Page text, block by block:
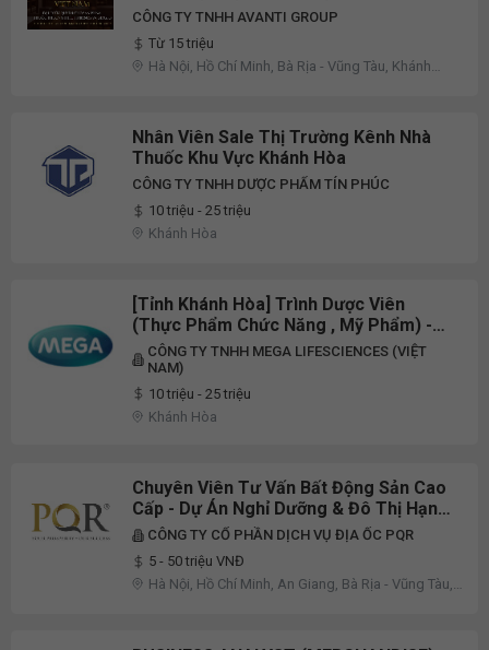
Hiệu Quốc Tế
CÔNG TY TNHH AVANTI GROUP
Từ 15 triệu
Hà Nội, Hồ Chí Minh, Bà Rịa - Vũng Tàu, Khánh
Nhân Viên Sale Thị Trường Kênh Nhà
Thuốc Khu Vực Khánh Hòa
CÔNG TY TNHH DƯỢC PHẨM TÍN PHÚC
10 triệu - 25 triệu
Khánh Hòa
[Tỉnh Khánh Hòa] Trình Dược Viên
(Thực Phẩm Chức Năng , Mỹ Phẩm) -
Không Cần Kinh Nghiệm
CÔNG TY TNHH MEGA LIFESCIENCES (VIỆT
NAM)
10 triệu - 25 triệu
Khánh Hòa
Chuyên Viên Tư Vấn Bất Động Sản Cao
Cấp - Dự Án Nghỉ Dưỡng & Đô Thị Hạng
Sang
CÔNG TY CỔ PHẦN DỊCH VỤ ĐỊA ỐC PQR
5 - 50 triệu VNĐ
Hà Nội, Hồ Chí Minh, An Giang, Bà Rịa - Vũng Tàu,